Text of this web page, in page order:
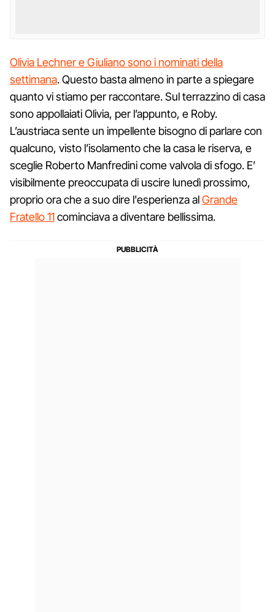
Olivia Lechner e Giuliano sono i nominati della
settimana. Questo basta almeno in parte a spiegare
quanto vi stiamo per raccontare. Sul terrazzino di casa
sono appollaiati Olivia, per l’appunto, e Roby.
L’austriaca sente un impellente bisogno di parlare con
qualcuno, visto l’isolamento che la casa le riserva, e
sceglie Roberto Manfredini come valvola di sfogo. E’
visibilmente preoccupata di uscire lunedì prossimo,
proprio ora che a suo dire l'esperienza alGrande
Fratello 11cominciava a diventare bellissima.